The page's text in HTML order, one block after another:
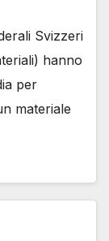
Svizzeri
hanno
per
materiale